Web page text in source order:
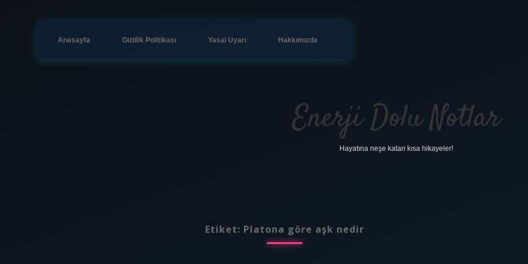
Anasayfa Gizlilik Politikası Yasal Uyarı Hakkımızda
Enerji Dolu Notlar
Hayatına neşe katan kısa hikayeler!
Etiket: Platona göre aşk nedir